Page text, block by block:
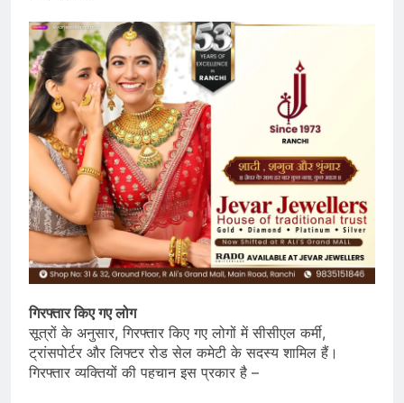
गिरफ्तार किए गए लोग
सूत्रों के अनुसार, गिरफ्तार किए गए लोगों में सीसीएल कर्मी,
ट्रांसपोर्टर और लिफ्टर रोड सेल कमेटी के सदस्य शामिल हैं।
गिरफ्तार व्यक्तियों की पहचान इस प्रकार है –